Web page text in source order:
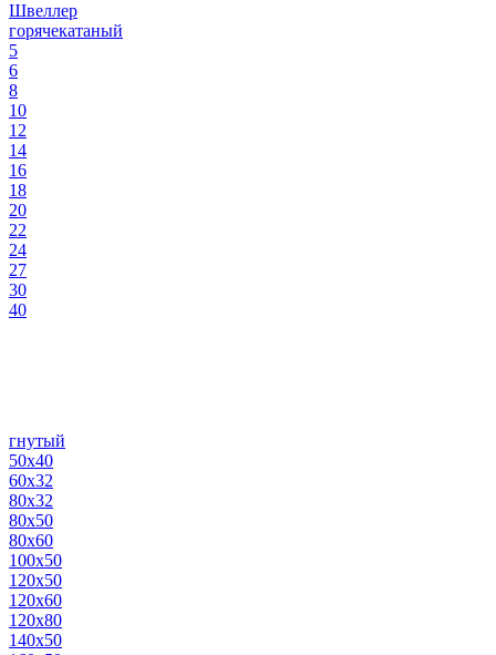
Швеллер
горячекатаный
5
6
8
10
12
14
16
18
20
22
24
27
30
40
гнутый
50х40
60х32
80х32
80х50
80х60
100х50
120х50
120х60
120х80
140х50